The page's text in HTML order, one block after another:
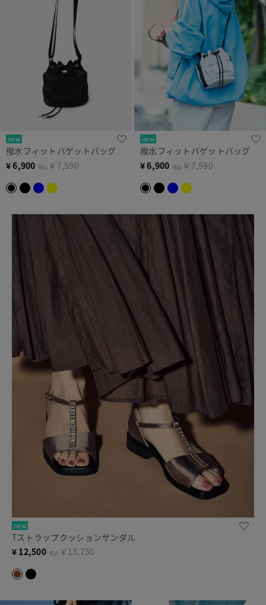
new
撥水フィットバゲットバッグ
¥6,900 税込 ￥7,590
new
撥水フィットバゲットバッグ
¥6,900 税込 ￥7,590
new
Tストラップクッションサンダル
¥ 12,500 税込 ￥13,750